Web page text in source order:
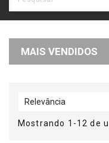
MAIS VENDIDOS
Relevância
Mostrando 1-12 de